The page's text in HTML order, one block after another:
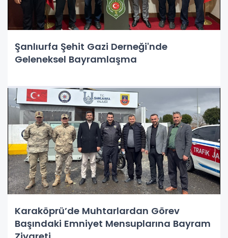
Şanlıurfa Şehit Gazi Derneği'nde
Geleneksel Bayramlaşma
Karaköprü’de Muhtarlardan Görev
Başındaki Emniyet Mensuplarına Bayram